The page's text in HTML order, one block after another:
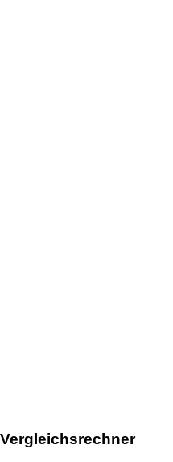
Vergleichsrechner